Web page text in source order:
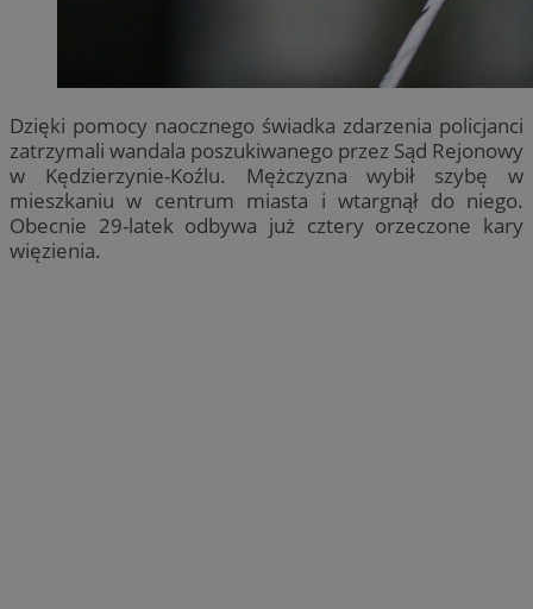
Dzięki pomocy naocznego świadka zdarzenia policjanci
zatrzymali wandala poszukiwanego przez Sąd Rejonowy
w Kędzierzynie-Koźlu. Mężczyzna wybił szybę w
mieszkaniu w centrum miasta i wtargnął do niego.
Obecnie 29-latek odbywa już cztery orzeczone kary
więzienia.